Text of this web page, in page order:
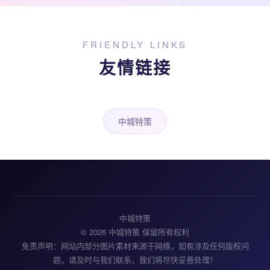
FRIENDLY LINKS
友情链接
中城特策
中城特策
© 2026 中城特策 保留所有权利
免责声明：网站内部分图片素材来源于网络，如有涉及任何版权问
题，请及时与我们联系，我们将尽快妥善处理！